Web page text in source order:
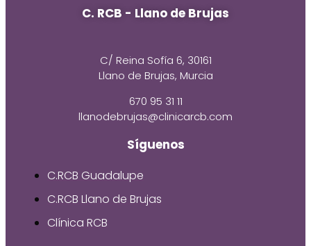
C. RCB - Llano de Brujas
C/ Reina Sofía 6, 30161
Llano de Brujas, Murcia
670 95 31 11
llanodebrujas@clinicarcb.com
Síguenos
C.RCB Guadalupe
C.RCB Llano de Brujas
Clínica RCB